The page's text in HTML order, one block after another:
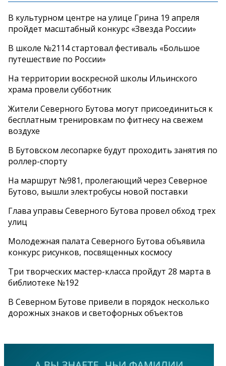
В культурном центре на улице Грина 19 апреля
пройдет масштабный конкурс «Звезда России»
В школе №2114 стартовал фестиваль «Большое
путешествие по России»
На территории воскресной школы Ильинского
храма провели субботник
Жители Северного Бутова могут присоединиться к
бесплатным тренировкам по фитнесу на свежем
воздухе
В Бутовском лесопарке будут проходить занятия по
роллер-спорту
На маршрут №981, пролегающий через Северное
Бутово, вышли электробусы новой поставки
Глава управы Северного Бутова провел обход трех
улиц
Молодежная палата Северного Бутова объявила
конкурс рисунков, посвященных космосу
Три творческих мастер-класса пройдут 28 марта в
библиотеке №192
В Северном Бутове привели в порядок несколько
дорожных знаков и светофорных объектов